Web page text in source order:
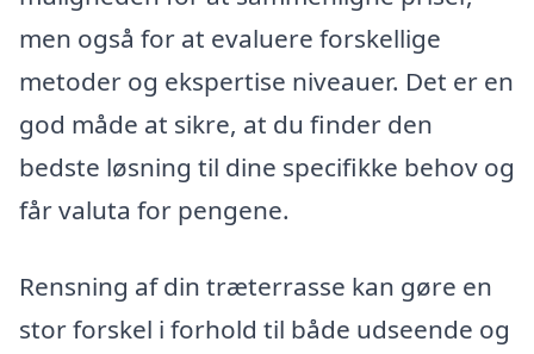
men også for at evaluere forskellige
metoder og ekspertise niveauer. Det er en
god måde at sikre, at du finder den
bedste løsning til dine specifikke behov og
får valuta for pengene.
Rensning af din træterrasse kan gøre en
stor forskel i forhold til både udseende og